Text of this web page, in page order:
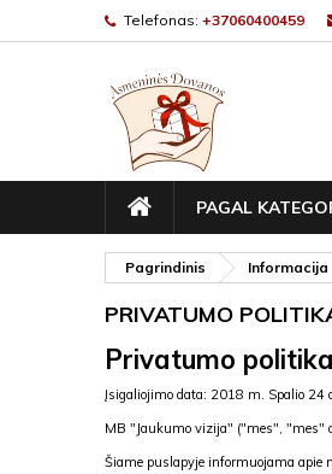
Telefonas: +37060400459
PAGRINDINIS
PAGAL
Pagrindinis Informacija
PRIVATUMO
Privatumo politika
Įsigaliojimo data: 2018 m. Spalio 24 d
MB "Jaukumo vizija" ("mes", "mes"
Šiame puslapyje informuojama